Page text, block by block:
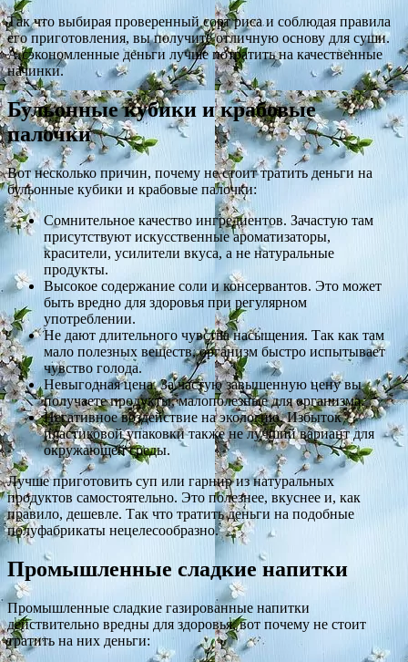
Так что выбирая проверенный сорт риса и соблюдая правила
его приготовления, вы получите отличную основу для суши.
А сэкономленные деньги лучше потратить на качественные
начинки.
Бульонные кубики и крабовые
палочки
Вот несколько причин, почему не стоит тратить деньги на
бульонные кубики и крабовые палочки:
Сомнительное качество ингредиентов. Зачастую там
присутствуют искусственные ароматизаторы,
красители, усилители вкуса, а не натуральные
продукты.
Высокое содержание соли и консервантов. Это может
быть вредно для здоровья при регулярном
употреблении.
Не дают длительного чувства насыщения. Так как там
мало полезных веществ, организм быстро испытывает
чувство голода.
Невыгодная цена. За частую завышенную цену вы
получаете продукты, малополезные для организма.
Негативное воздействие на экологию. Избыток
пластиковой упаковки также не лучший вариант для
окружающей среды.
Лучше приготовить суп или гарнир из натуральных
продуктов самостоятельно. Это полезнее, вкуснее и, как
правило, дешевле. Так что тратить деньги на подобные
полуфабрикаты нецелесообразно.
Промышленные сладкие напитки
Промышленные сладкие газированные напитки
действительно вредны для здоровья, вот почему не стоит
тратить на них деньги: